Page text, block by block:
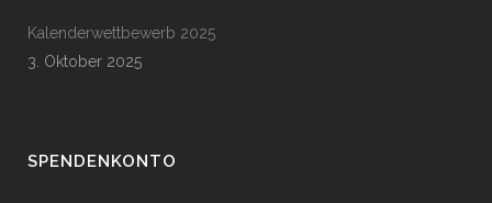
Kalenderwettbewerb 2025
3. Oktober 2025
SPENDENKONTO